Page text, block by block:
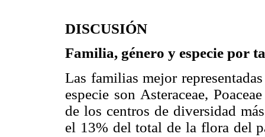
DISCUSIÓN
Familia, género y especie por
Las familias mejor
especie son Asteraceae,
de los centros de diversidad
el 13% del total de la flora del